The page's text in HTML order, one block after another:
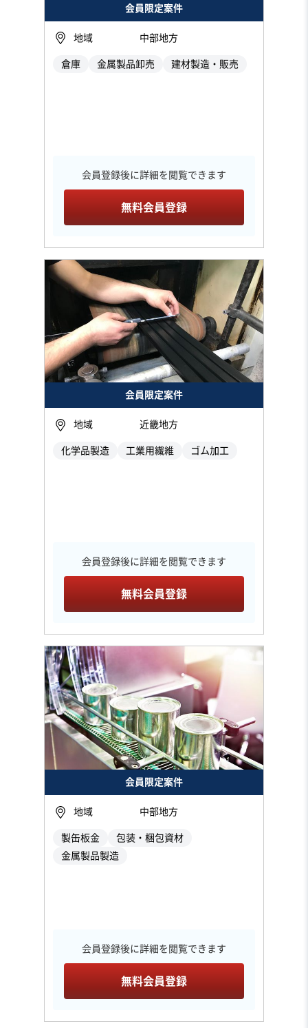
会員限定案件
地域 中部地方
倉庫 金属製品卸売 建材製造・販売
会員登録後に詳細を閲覧できます
無料会員登録
会員限定案件
地域 近畿地方
化学品製造 工業用繊維 ゴム加工
会員登録後に詳細を閲覧できます
無料会員登録
会員限定案件
地域 中部地方
製缶板金
包装・梱包資材
金属製品製造
会員登録後に詳細を閲覧できます
無料会員登録